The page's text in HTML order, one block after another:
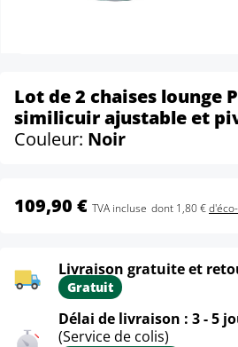
Lot de 2 chaises lounge
similicuir ajustable et
Couleur: Noir
109,90 € TVA incluse dont 1,80 €
Livraison gratuite et
Gratuit
Délai de livraison : 3 - 5
(Service de colis)